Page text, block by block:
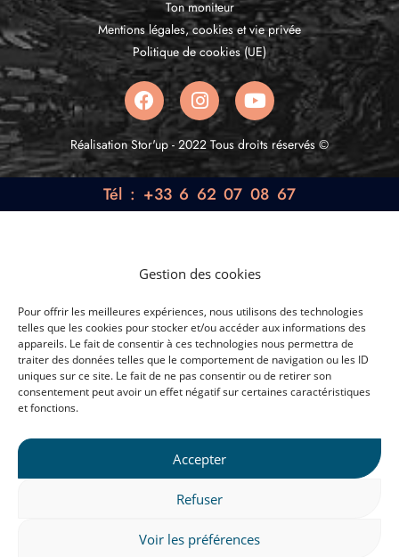
Gestion des cookies
Pour offrir les meilleures expériences, nous utilisons des technologies
telles que les cookies pour stocker et/ou accéder aux informations des
appareils. Le fait de consentir à ces technologies nous permettra de
traiter des données telles que le comportement de navigation ou les ID
uniques sur ce site. Le fait de ne pas consentir ou de retirer son
consentement peut avoir un effet négatif sur certaines caractéristiques
et fonctions.
Accepter
Refuser
Voir les préférences
Ton moniteur
Mentions légales, cookies et vie privée
Politique de cookies (UE)
Réalisation Stor'up - 2022 Tous droits réservés ©
Tél : +33 6 62 07 08 67